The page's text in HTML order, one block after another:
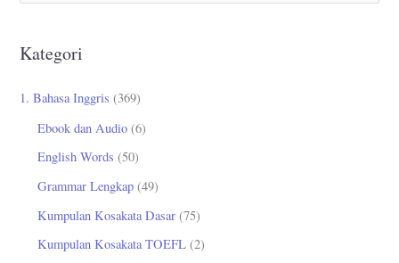
i
u
Kategori
1. Bahasa Inggris (369)
Ebook dan Audio (6)
English Words (50)
Grammar Lengkap (49)
Kumpulan Kosakata Dasar (75)
Kumpulan Kosakata TOEFL (2)